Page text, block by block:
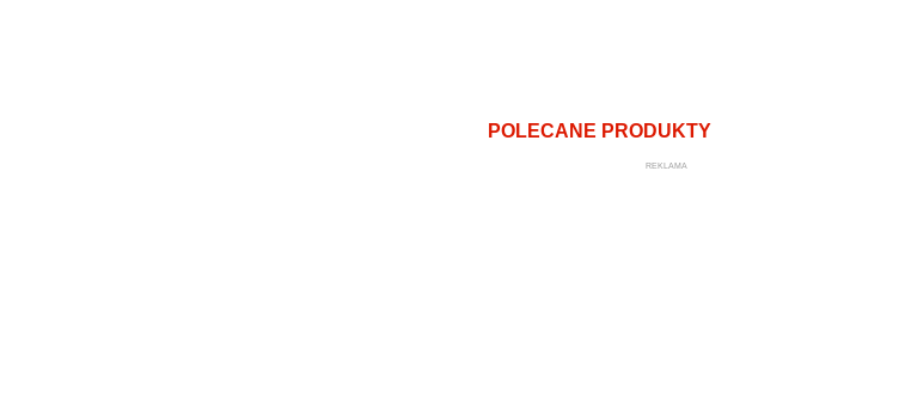
POLECANE PRODUKTY
REKLAMA